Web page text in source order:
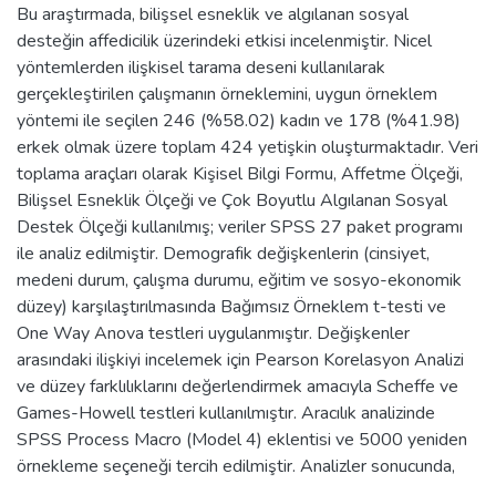
Bu araştırmada, bilişsel esneklik ve algılanan sosyal
desteğin affedicilik üzerindeki etkisi incelenmiştir. Nicel
yöntemlerden ilişkisel tarama deseni kullanılarak
gerçekleştirilen çalışmanın örneklemini, uygun örneklem
yöntemi ile seçilen 246 (%58.02) kadın ve 178 (%41.98)
erkek olmak üzere toplam 424 yetişkin oluşturmaktadır. Veri
toplama araçları olarak Kişisel Bilgi Formu, Affetme Ölçeği,
Bilişsel Esneklik Ölçeği ve Çok Boyutlu Algılanan Sosyal
Destek Ölçeği kullanılmış; veriler SPSS 27 paket programı
ile analiz edilmiştir. Demografik değişkenlerin (cinsiyet,
medeni durum, çalışma durumu, eğitim ve sosyo-ekonomik
düzey) karşılaştırılmasında Bağımsız Örneklem t-testi ve
One Way Anova testleri uygulanmıştır. Değişkenler
arasındaki ilişkiyi incelemek için Pearson Korelasyon Analizi
ve düzey farklılıklarını değerlendirmek amacıyla Scheffe ve
Games-Howell testleri kullanılmıştır. Aracılık analizinde
SPSS Process Macro (Model 4) eklentisi ve 5000 yeniden
örnekleme seçeneği tercih edilmiştir. Analizler sonucunda,